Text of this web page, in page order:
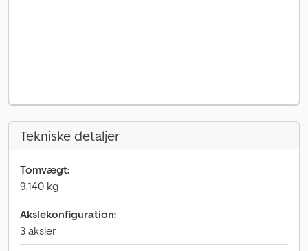
Tekniske detaljer
Tomvægt:
9.140 kg
Akslekonfiguration:
3 aksler